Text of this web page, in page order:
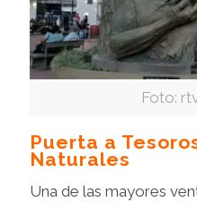
Foto:
Puerta a
Naturales
Una de las mayores